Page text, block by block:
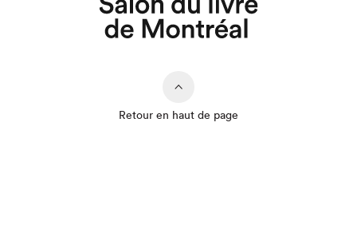
Retour en haut de page